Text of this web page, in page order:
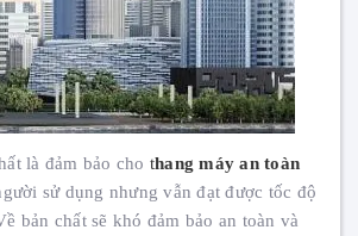
là đảm bảo cho thang máy an toàn
sử dụng nhưng vẫn đạt được tốc độ
bản chất sẽ khó đảm bảo an toàn và